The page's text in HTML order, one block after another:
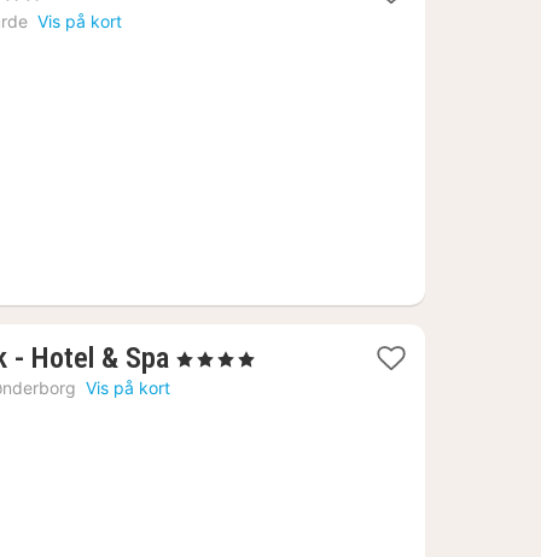
Vis på kort
- Hotel & Spa 1
, 4 Stjerner
Vis på kort